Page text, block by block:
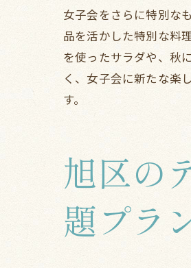
女子会をさらに特別な
品を活かした特別な料
を使ったサラダや、秋
く、女子会に新たな楽
す。
旭区の
題プラ